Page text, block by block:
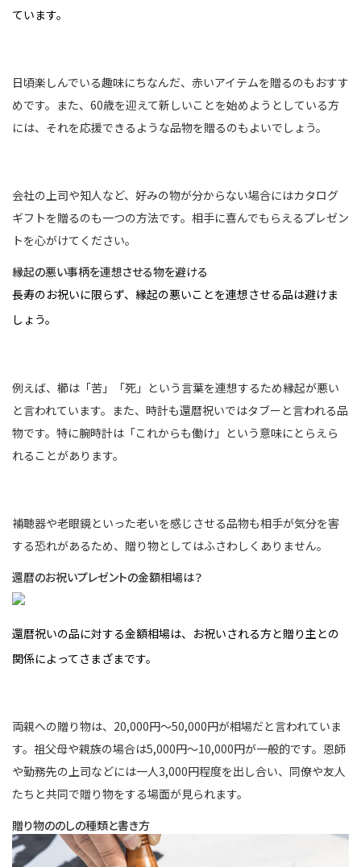
ています。
日頃楽しんでいる趣味にちなんだ、赤いアイテムを贈るのもおすす
めです。また、60歳を迎えて新しいことを始めようとしている方
には、それを応援できるような品物を贈るのもよいでしょう。
会社の上司や知人など、好みの物が分からない場合にはカタログ
ギフトを贈るのも一つの方法です。相手に喜んでもらえるプレゼン
トを心がけてください。
縁起の悪い事柄を連想させる物を避ける
長寿のお祝いに限らず、縁起の悪いことを連想させる品は避けま
しょう。
例えば、櫛は「苦」「死」という言葉を連想するため縁起が悪い
と言われています。また、時計も還暦祝いではタブーと言われる品
物です。特に腕時計は「これからも働け」という意味にとらえら
れることがあります。
補聴器や老眼鏡といった老いを感じさせる品物も相手が気分を害
する恐れがあるため、贈り物としてはふさわしくありません。
還暦のお祝いプレゼントの金額相場は？
還暦祝いの品に対する金額相場は、お祝いされる方と贈り主との
関係によってさまざまです。
両親への贈り物は、20,000円～50,000円が相場だと言われていま
す。祖父母や親族の場合は5,000円～10,000円が一般的です。恩師
や勤務先の上司などには一人3,000円程度を出し合い、同僚や友人
たちと共同で贈り物をする場面が見られます。
贈り物ののしの種類と書き方